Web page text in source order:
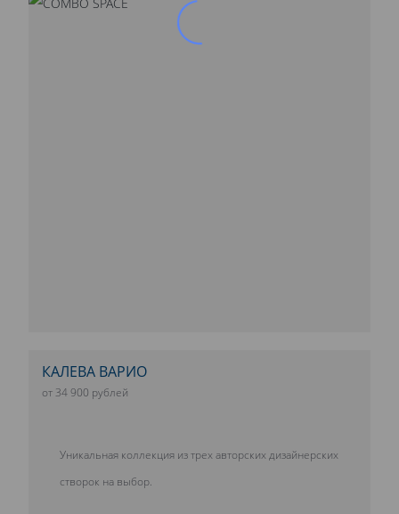
КАЛЕВА ВАРИО
от 34 900 рублей
Уникальная коллекция из трех авторских дизайнерских
створок на выбор.